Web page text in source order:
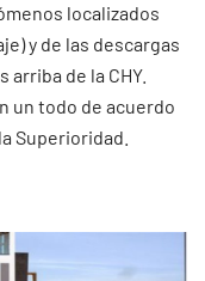
localizados
y de las descargas
de la CHY.
un todo de acuerdo
Superioridad.